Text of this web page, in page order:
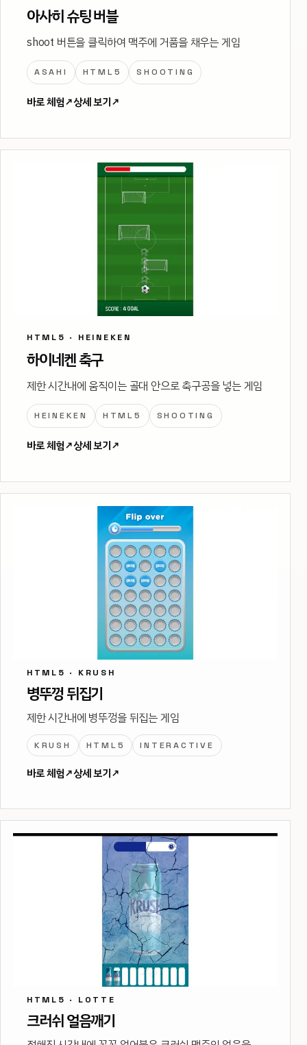
아사히 슈팅 버블
shoot 버튼을 클릭하여 맥주에 거품을 채우는 게임
ASAHI HTML5 SHOOTING
바로 체험↗상세 보기↗
HTML5 · HEINEKEN
하이네켄 축구
제한 시간내에 움직이는 골대 안으로 축구공을 넣는 게임
HEINEKEN HTML5 SHOOTING
바로 체험↗상세 보기↗
HTML5 · KRUSH
병뚜껑 뒤집기
제한 시간내에 병뚜껑을 뒤집는 게임
KRUSH HTML5 INTERACTIVE
바로 체험↗상세 보기↗
HTML5 · LOTTE
크러쉬 얼음깨기